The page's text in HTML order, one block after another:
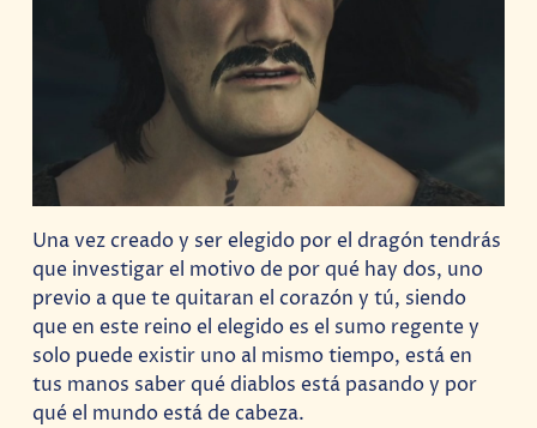
Una vez creado y ser elegido por el dragón tendrás
que investigar el motivo de por qué hay dos, uno
previo a que te quitaran el corazón y tú, siendo
que en este reino el elegido es el sumo regente y
solo puede existir uno al mismo tiempo, está en
tus manos saber qué diablos está pasando y por
qué el mundo está de cabeza.